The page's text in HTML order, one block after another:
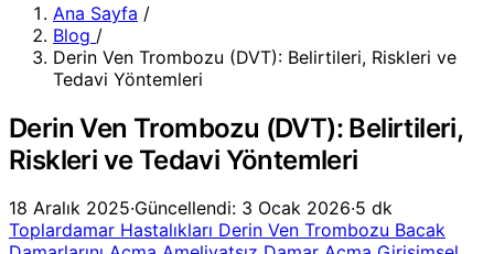
Ana Sayfa /
Blog /
Derin Ven Trombozu (DVT): Belirtileri, Riskleri ve
Tedavi Yöntemleri
Derin Ven Trombozu (DVT): Belirtileri,
Riskleri ve Tedavi Yöntemleri
18 Aralık 2025·Güncellendi: 3 Ocak 2026·5 dk
Toplardamar Hastalıkları Derin Ven Trombozu Bacak